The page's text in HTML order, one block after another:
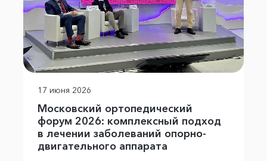
17 июня 2026
Московский ортопедический
форум 2026: комплексный подход
в лечении заболеваний опорно-
двигательного аппарата